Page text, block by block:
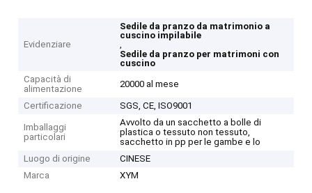
Evidenziare
Sedile da pranzo da matrimonio a
cuscino impilabile
,
Sedile da pranzo per matrimoni con
cuscino
Capacità di
alimentazione
20000 al mese
Certificazione SGS, CE, ISO9001
Imballaggi
particolari
Avvolto da un sacchetto a bolle di
plastica o tessuto non tessuto,
sacchetto in pp per le gambe e lo
Luogo di origine
CINESE
Marca
XYM